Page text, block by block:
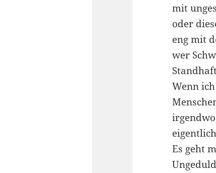
mit
oder
eng mit
wer
Wenn
Es geht